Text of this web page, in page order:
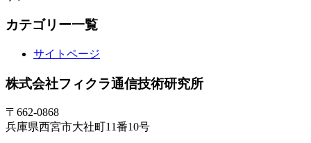
カテゴリー一覧
サイトページ
株式会社フィクラ通信技術研究所
〒662-0868
兵庫県西宮市大社町11番10号